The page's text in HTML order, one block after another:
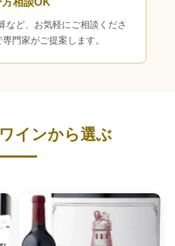
など、お気軽にご相談くださ
門家がご提案します。
インから選ぶ